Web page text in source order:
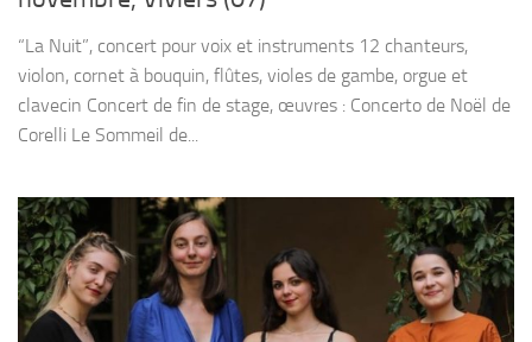
“La Nuit”, concert pour voix et instruments 12 chanteurs,
violon, cornet à bouquin, flûtes, violes de gambe, orgue et
clavecin Concert de fin de stage, œuvres : Concerto de Noël de
Corelli Le Sommeil de...